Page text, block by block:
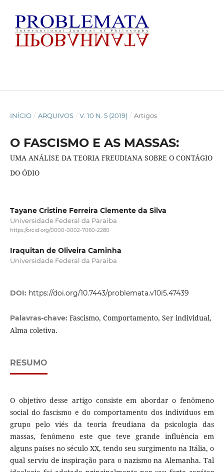
INÍCIO / ARQUIVOS / V. 10 N. 5 (2019) / Artigos
O FASCISMO E AS MASSAS:
UMA ANÁLISE DA TEORIA FREUDIANA SOBRE O CONTÁGIO
DO ÓDIO
Tayane Cristine Ferreira Clemente da Silva
Universidade Federal da Paraíba
https://orcid.org/0000-0002-7060-2280
Iraquitan de Oliveira Caminha
Universidade Federal da Paraíba
DOI: https://doi.org/10.7443/problemata.v10i5.47439
Palavras-chave: Fascismo, Comportamento, Ser individual,
Alma coletiva.
RESUMO
O objetivo desse artigo consiste em abordar o fenômeno
social do fascismo e do comportamento dos indivíduos em
grupo pelo viés da teoria freudiana da psicologia das
massas, fenômeno este que teve grande influência em
alguns países no século XX, tendo seu surgimento na Itália, o
qual serviu de inspiração para o nazismo na Alemanha. Tal